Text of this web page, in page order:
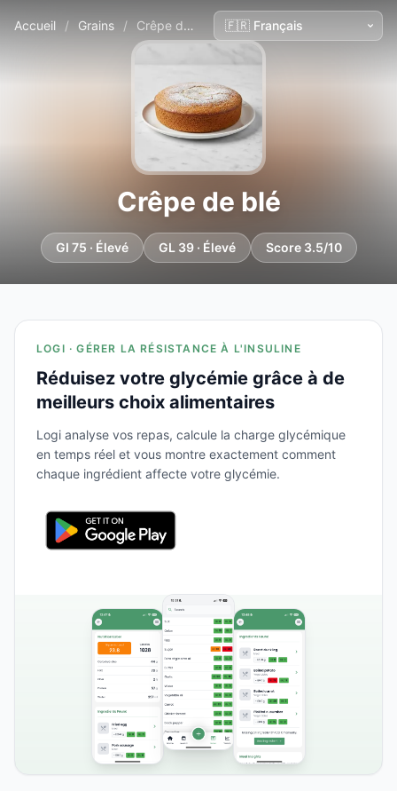
Accueil / Grains / Crêpe de blé
Crêpe de blé
GI 75 · Élevé GL 39 · Élevé Score 3.5/10
LOGI · GÉRER LA RÉSISTANCE À L'INSULINE
Réduisez votre glycémie grâce à de
meilleurs choix alimentaires
Logi analyse vos repas, calcule la charge glycémique
en temps réel et vous montre exactement comment
chaque ingrédient affecte votre glycémie.